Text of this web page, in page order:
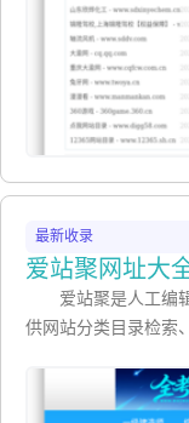
最新收录
爱站聚网址大
爱站聚是人工编
供网站分类目录检索